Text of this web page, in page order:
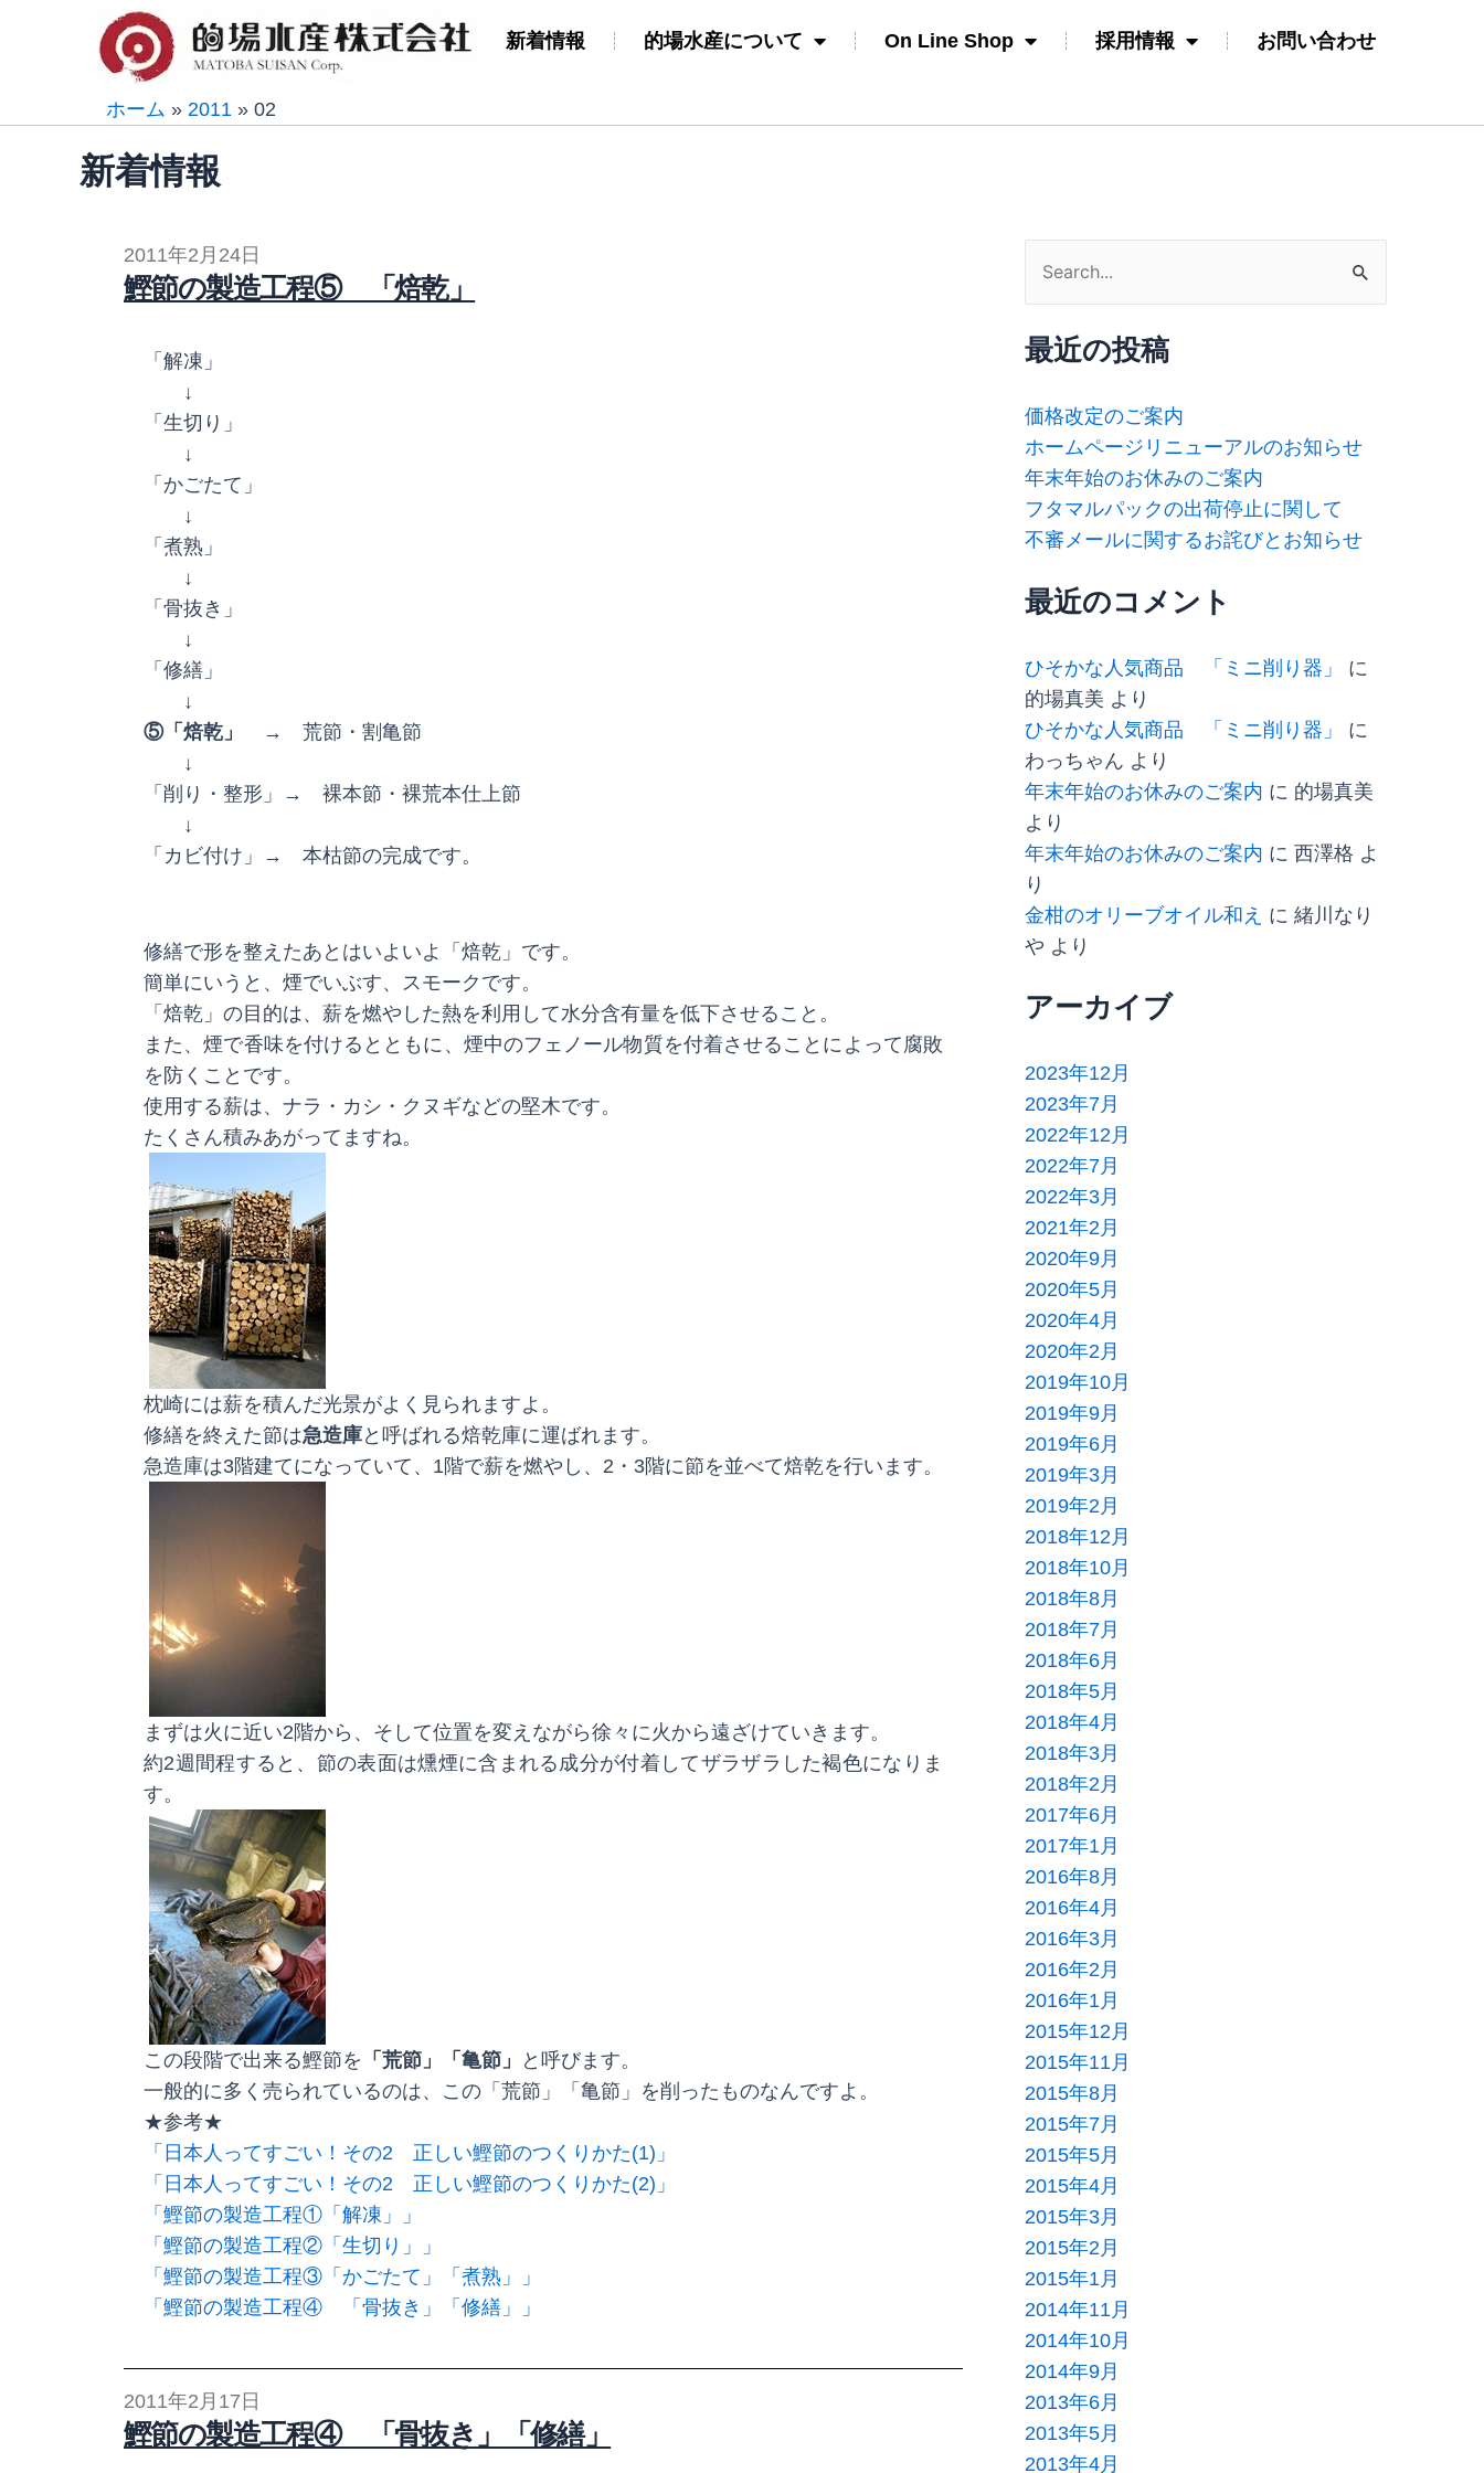
新着情報 的場水産について On Line Shop 採用情報 お問い合わせ
ホーム » 2011 » 02
新着情報
2011年2月24日
鰹節の製造工程⑤ 「焙乾」
「解凍」
↓
「生切り」
↓
「かごたて」
↓
「煮熟」
↓
「骨抜き」
↓
「修繕」
↓
⑤「焙乾」
→ 荒節・割亀節
↓
「削り・整形」→ 裸本節・裸荒本仕上節
↓
「カビ付け」→ 本枯節の完成です。
修繕で形を整えたあとはいよいよ「焙乾」です。
簡単にいうと、煙でいぶす、スモークです。
「焙乾」の目的は、薪を燃やした熱を利用して水分含有量を低下させること。
また、煙で香味を付けるとともに、煙中のフェノール物質を付着させることによって腐敗
を防くことです。
使用する薪は、ナラ・カシ・クヌギなどの堅木です。
たくさん積みあがってますね。
枕崎には薪を積んだ光景がよく見られますよ。
修繕を終えた節は急造庫と呼ばれる焙乾庫に運ばれます。
急造庫は3階建てになっていて、1階で薪を燃やし、2・3階に節を並べて焙乾を行います。
まずは火に近い2階から、そして位置を変えながら徐々に火から遠ざけていきます。
約2週間程すると、節の表面は燻煙に含まれる成分が付着してザラザラした褐色になりま
す。
この段階で出来る鰹節を 「荒節」「亀節」
と呼びます。
一般的に多く売られているのは、この「荒節」「亀節」を削ったものなんですよ。
★参考★
「日本人ってすごい！その2 正しい鰹節のつくりかた(1)」
「日本人ってすごい！その2 正しい鰹節のつくりかた(2)」
「鰹節の製造工程①「解凍」」
「鰹節の製造工程②「生切り」」
「鰹節の製造工程③「かごたて」「煮熟」」
「鰹節の製造工程④ 「骨抜き」「修繕」」
2011年2月17日
鰹節の製造工程④ 「骨抜き」「修繕」
索
対
象:
最近の投稿
価格改定のご案内
ホームページリニューアルのお知らせ
年末年始のお休みのご案内
フタマルパックの出荷停止に関して
不審メールに関するお詫びとお知らせ
最近のコメント
ひそかな人気商品 「ミニ削り器」
に
的場真美 より
ひそかな人気商品 「ミニ削り器」
に
わっちゃん より
年末年始のお休みのご案内 に 的場真美
より
年末年始のお休みのご案内 に 西澤格 よ
り
金柑のオリーブオイル和え に 緒川なり
や より
アーカイブ
2023年12月
2023年7月
2022年12月
2022年7月
2022年3月
2021年2月
2020年9月
2020年5月
2020年4月
2020年2月
2019年10月
2019年9月
2019年6月
2019年3月
2019年2月
2018年12月
2018年10月
2018年8月
2018年7月
2018年6月
2018年5月
2018年4月
2018年3月
2018年2月
2017年6月
2017年1月
2016年8月
2016年4月
2016年3月
2016年2月
2016年1月
2015年12月
2015年11月
2015年8月
2015年7月
2015年5月
2015年4月
2015年3月
2015年2月
2015年1月
2014年11月
2014年10月
2014年9月
2013年6月
2013年5月
2013年4月